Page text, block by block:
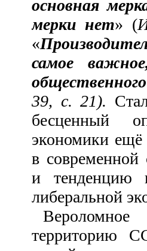
основная
мерки нет» (
«
самое
39, с. 21).
бесценный
экономики
в современной
и тенденцию
либеральной
территорию